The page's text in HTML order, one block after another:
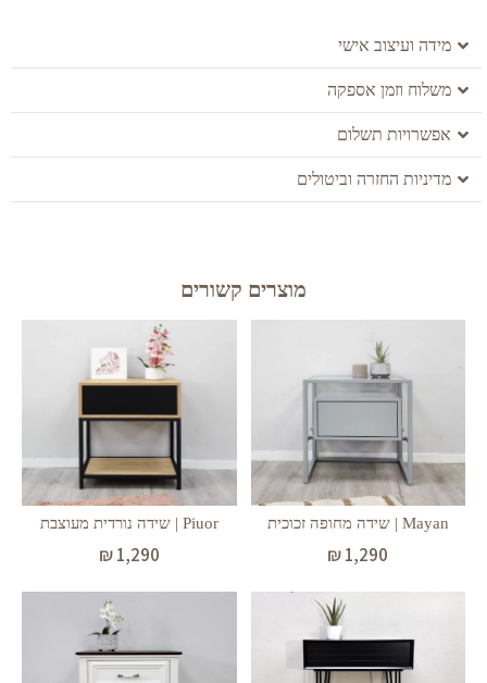
מידה ועיצוב אישי
משלוח וזמן אספקה
אפשרויות תשלום
מדיניות החזרה וביטולים
מוצרים קשורים
Mayan | שידה מחופה זכוכית
₪1,290
Piuor | שידה נורדית מעוצבת
₪1,290